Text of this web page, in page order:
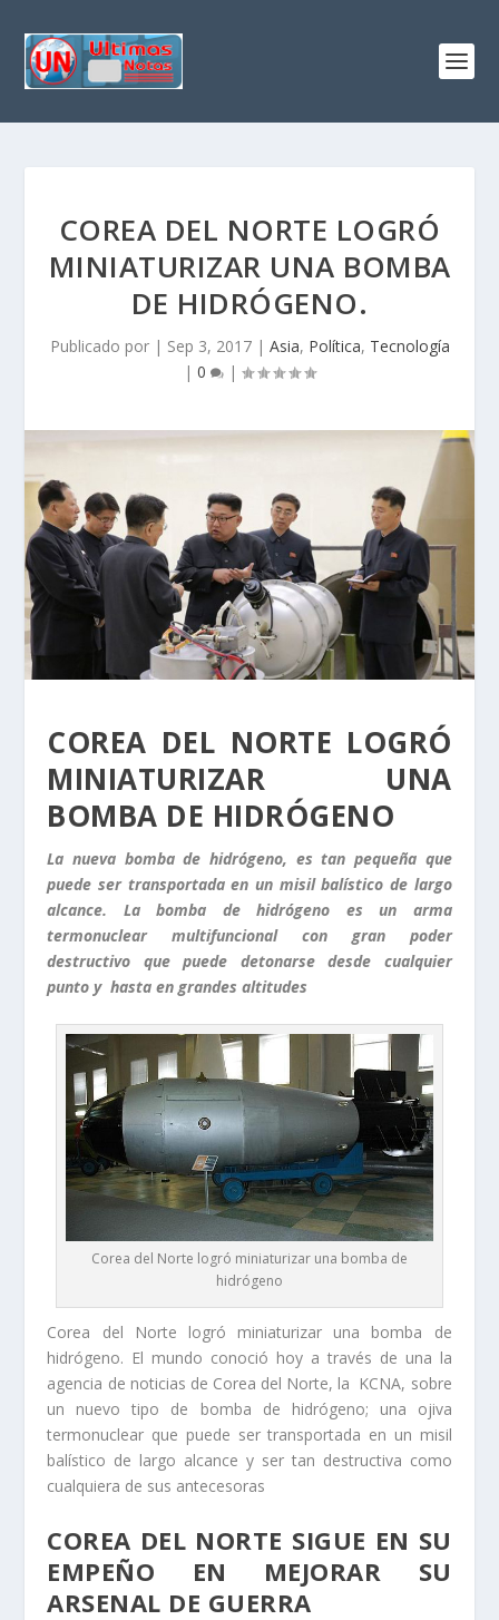
COREA DEL NORTE LOGRÓ
MINIATURIZAR UNA BOMBA
DE HIDRÓGENO.
Publicado por | Sep 3, 2017| Asia, Política, Tecnología
| 0 |
COREA DEL NORTE LOGRÓ
MINIATURIZAR UNA
BOMBA DE HIDRÓGENO
La nueva bomba de hidrógeno, es tan pequeña que
puede ser transportada en un misil balístico de largo
alcance. La bomba de hidrógeno es un arma
termonuclear multifuncional con gran poder
destructivo que puede detonarse desde cualquier
punto y hasta en grandes altitudes
Corea del Norte logró miniaturizar una bomba de
hidrógeno
Corea del Norte logró miniaturizar una bomba de
hidrógeno. El mundo conoció hoy a través de una la
agencia de noticias de Corea del Norte, la KCNA, sobre
un nuevo tipo de bomba de hidrógeno; una ojiva
termonuclear que puede ser transportada en un misil
balístico de largo alcance y ser tan destructiva como
cualquiera de sus antecesoras
COREA DEL NORTE SIGUE EN SU
EMPEÑO EN MEJORAR SU
ARSENAL DE GUERRA